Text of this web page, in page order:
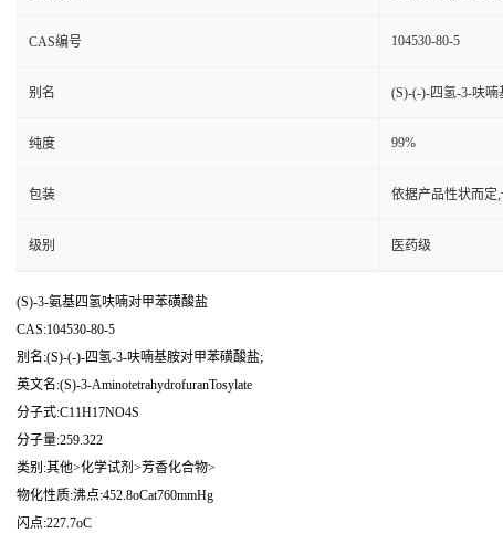
CAS编号 104530-80-5
别名 (S)-(-)-四氢-3-呋
纯度 99%
包装 依据产品性状而定
级别 医药级
(S)-3-氨基四氢呋喃对甲苯磺酸盐
CAS:104530-80-5
别名:(S)-(-)-四氢-3-呋喃基胺对甲苯磺酸盐;
英文名:(S)-3-AminotetrahydrofuranTosylate
分子式:C11H17NO4S
分子量:259.322
类别:其他>化学试剂>芳香化合物>
物化性质:沸点:452.8oCat760mmHg
闪点:227.7oC